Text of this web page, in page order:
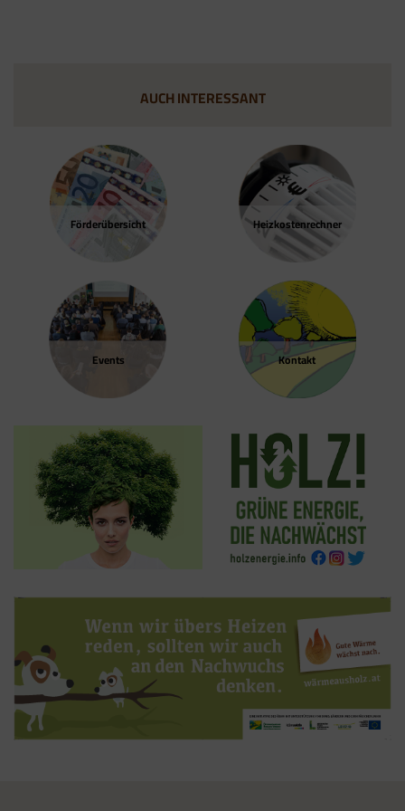
Förder­übersicht Heizkosten­rechner
Events Kontakt
AUCH INTERESSANT
Tracking- und Remarketing-Codes gebündelt
einbinden, werden Cookies gesetzt. Diese
Cookies stammen aber von Google Analytics
und nicht vom Tag Manager selbst.